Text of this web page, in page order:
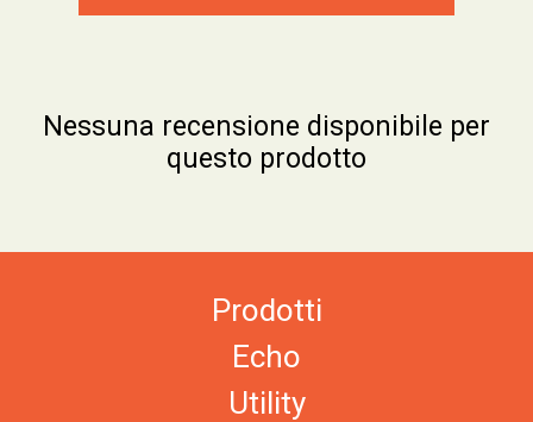
Nessuna recensione disponibile per
questo prodotto
Prodotti
Echo
Utility